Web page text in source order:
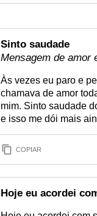
Sinto saudade
Mensagem de amor
Às vezes eu paro e
chamava de amor
mim. Sinto saudade
e isso me dói mais
COPIAR
Hoje eu acordei